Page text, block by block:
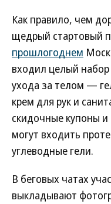
Как правило, чем
щедрый стартовый
прошлогоднем
входил целый набор
ухода за телом —
крем для рук и
скидочные купоны и
могут входить
углеводные гели.
В беговых чатах
выкладывают